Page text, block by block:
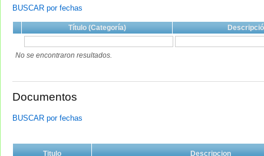
BUSCAR por fechas
Título (Categoría)
No se encontraron resultados.
Documentos
BUSCAR por fechas
Titulo Descripcion